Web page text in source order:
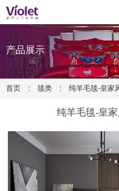
产品展示
首页 ￤ 毯类 ￤ 纯羊毛毯-皇家
纯羊毛毯-皇家